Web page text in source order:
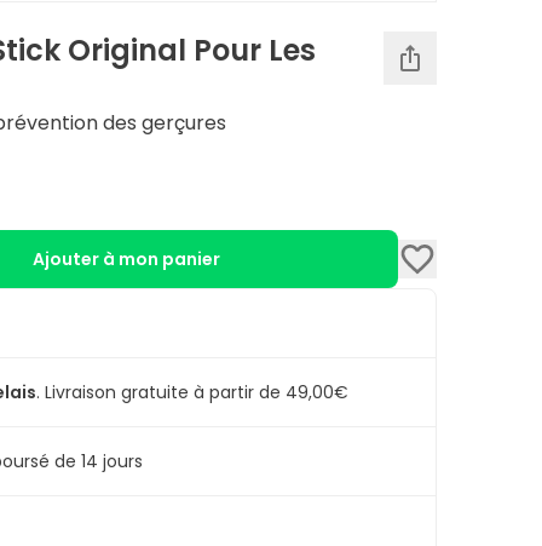
Original Pour Les
des gerçures
Ajouter à mon panier
. Livraison gratuite à partir de 49,00€
de 14 jours